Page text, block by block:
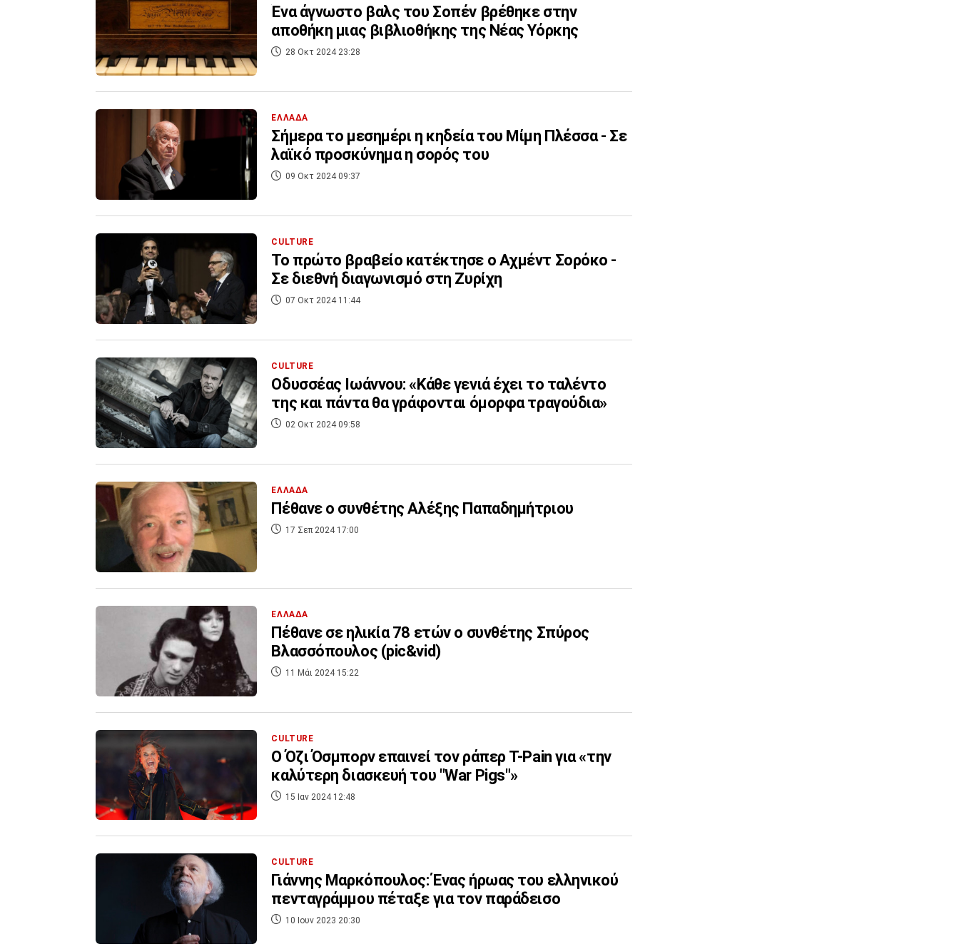
Ένα άγνωστο βαλς του Σοπέν βρέθηκε στην
αποθήκη μιας βιβλιοθήκης της Νέας Υόρκης
28 Οκτ 2024 23:28
ΕΛΛΑΔΑ
Σήμερα το μεσημέρι η κηδεία του Μίμη Πλέσσα - Σε
λαϊκό προσκύνημα η σορός του
09 Οκτ 2024 09:37
CULTURE
Το πρώτο βραβείο κατέκτησε ο Αχμέντ Σορόκο -
Σε διεθνή διαγωνισμό στη Ζυρίχη
07 Οκτ 2024 11:44
CULTURE
Οδυσσέας Ιωάννου: «Κάθε γενιά έχει το ταλέντο
της και πάντα θα γράφονται όμορφα τραγούδια»
02 Οκτ 2024 09:58
ΕΛΛΑΔΑ
Πέθανε ο συνθέτης Αλέξης Παπαδημήτριου
17 Σεπ 2024 17:00
ΕΛΛΑΔΑ
Πέθανε σε ηλικία 78 ετών ο συνθέτης Σπύρος
Βλασσόπουλος (pic&vid)
11 Μάι 2024 15:22
CULTURE
Ο Όζι Όσμπορν επαινεί τον ράπερ T-Pain για «την
καλύτερη διασκευή του "War Pigs"»
15 Ιαν 2024 12:48
CULTURE
Γιάννης Μαρκόπουλος: Ένας ήρωας του ελληνικού
πενταγράμμου πέταξε για τον παράδεισο
10 Ιουν 2023 20:30